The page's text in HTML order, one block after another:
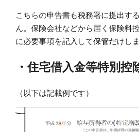
こちらの申告書も税務署に提出す
ん。保険会社などから届く保険料
に必要事項を記入して保管だけし
・住宅借入金等特別控
（以下は記載例です）